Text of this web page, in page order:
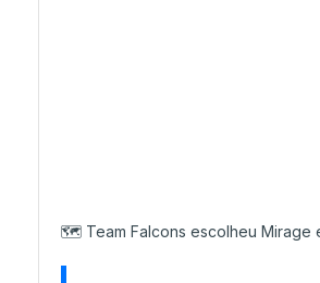
🗺️ Team Falcons escolheu Mirage